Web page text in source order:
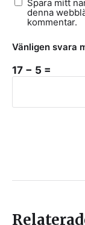
Spara mitt
denna
kommentar.
Vänligen svara
17 − 5 =